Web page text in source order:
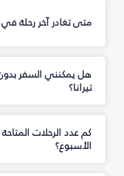
متى تغادر آخر رحلة
هل يمكنني السفر
تيرانا؟
كم عدد الرحلات
الأسبوع؟